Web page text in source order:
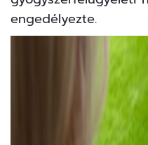
engedélyezte.